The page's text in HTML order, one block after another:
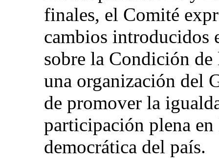
finales, el Comité
cambios introducidos
sobre la Condición
una organización del
de promover la
participación plena
democrática del país.